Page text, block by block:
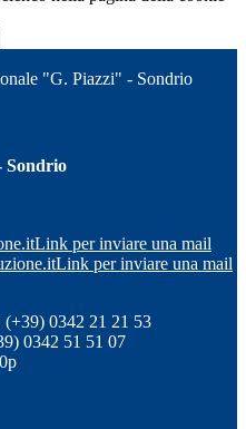
"G. Piazzi" - Sondrio
Sondrio
Link per inviare una mail
Link per inviare una mail
0342 21 21 53
0342 51 51 07